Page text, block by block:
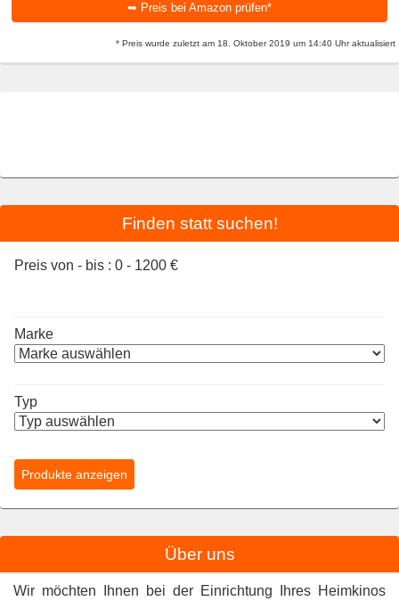
➥ Preis bei Amazon prüfen*
* Preis wurde zuletzt am 18. Oktober 2019 um 14:40 Uhr aktualisiert
Finden statt suchen!
Preis von - bis : 0 - 1200 €
Marke
Typ
Über uns
Wir möchten Ihnen bei der Einrichtung Ihres Heimkinos